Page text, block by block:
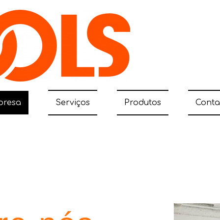
Serviços Produtos